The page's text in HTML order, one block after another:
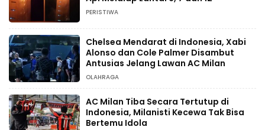
PERISTIWA
Chelsea Mendarat di Indonesia, Xabi
Alonso dan Cole Palmer Disambut
Antusias Jelang Lawan AC Milan
OLAHRAGA
AC Milan Tiba Secara Tertutup di
Indonesia, Milanisti Kecewa Tak Bisa
Bertemu Idola